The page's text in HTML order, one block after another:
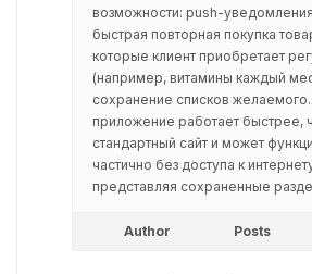
возможности: push-
быстрая повторная покупка
которые клиент приобретает
(например, витамины каждый
сохранение списков
приложение работает быстрее,
стандартный сайт и может
частично без доступа к
представляя сохраненные
Author Posts